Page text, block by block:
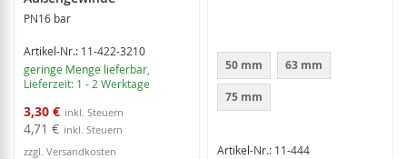
PN16 bar
Artikel-Nr.: 11-422-3210
geringe Menge lieferbar
Lieferzeit: 1 - 2 Werktage
Sonderangebot
3,30 €
4,71 €
zzgl. Versandkosten Artikel-Nr.: 11-444
50 mm 63 mm
75 mm